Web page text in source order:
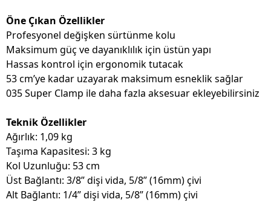
Öne Çıkan Özellikler
Profesyonel değişken sürtünme kolu
Maksimum güç ve dayanıklılık için üstün yapı
Hassas kontrol için ergonomik tutacak
53 cm’ye kadar uzayarak maksimum esneklik sağlar
035 Super Clamp ile daha fazla aksesuar ekleyebilirsiniz
Teknik Özellikler
Ağırlık: 1,09 kg
Taşıma Kapasitesi: 3 kg
Kol Uzunluğu: 53 cm
Üst Bağlantı: 3/8” dişi vida, 5/8” (16mm) çivi
Alt Bağlantı: 1/4” dişi vida, 5/8” (16mm) çivi